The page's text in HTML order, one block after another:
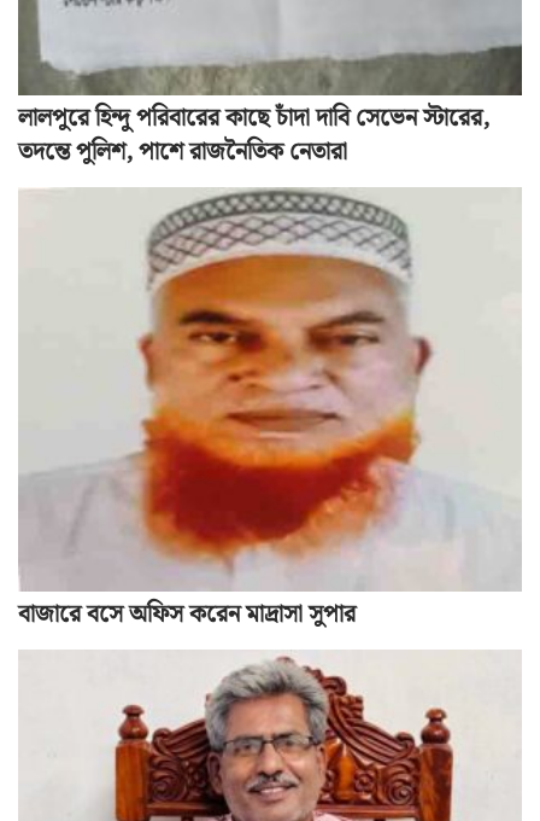
লালপুরে হিন্দু পরিবারের কাছে চাঁদা দাবি সেভেন স্টারের,
তদন্তে পুলিশ, পাশে রাজনৈতিক নেতারা
বাজারে বসে অফিস করেন মাদ্রাসা সুপার